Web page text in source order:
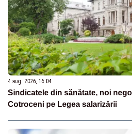
4 aug. 2026, 16:04
Sindicatele din sănătate, noi
Cotroceni pe Legea salarizării